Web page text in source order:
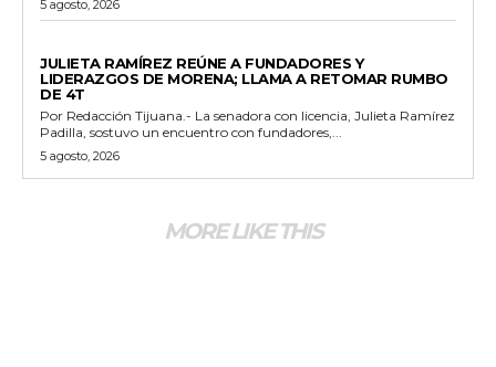
5 agosto, 2026
JULIETA RAMÍREZ REÚNE A FUNDADORES Y
LIDERAZGOS DE MORENA; LLAMA A RETOMAR RUMBO
DE 4T
Por Redacción Tijuana.- La senadora con licencia, Julieta Ramírez
Padilla, sostuvo un encuentro con fundadores,...
5 agosto, 2026
MORE LIKE THIS